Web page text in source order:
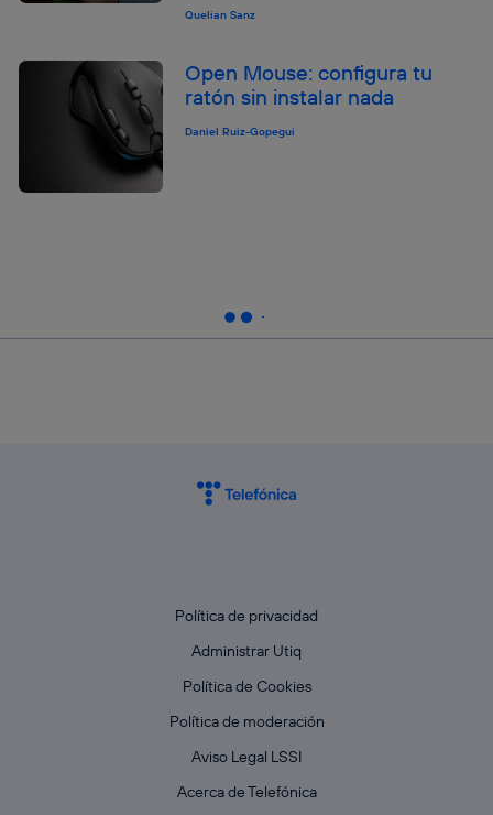
Quelian Sanz
Open Mouse: configura tu
ratón sin instalar nada
Daniel Ruiz-Gopegui
Política de privacidad
Administrar Utiq
Política de Cookies
Política de moderación
Aviso Legal LSSI
Acerca de Telefónica